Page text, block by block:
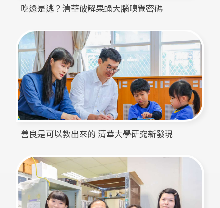
吃還是逃？清華破解果蠅大腦嗅覺密碼
善良是可以教出來的 清華大學研究新發現